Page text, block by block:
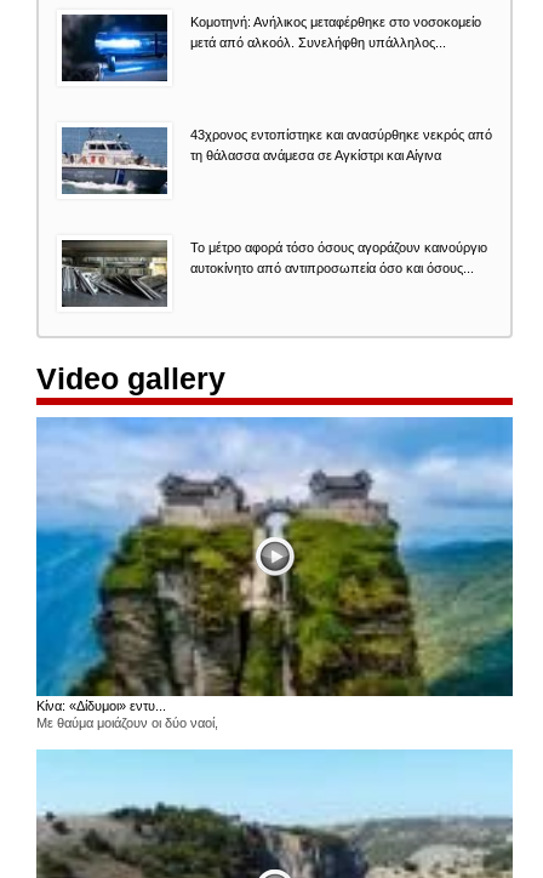
Κομοτηνή: Ανήλικος μεταφέρθηκε στο νοσοκομείο
μετά από αλκοόλ. Συνελήφθη υπάλληλος...
43χρονος εντοπίστηκε και ανασύρθηκε νεκρός από
τη θάλασσα ανάμεσα σε Αγκίστρι και Αίγινα
Το μέτρο αφορά τόσο όσους αγοράζουν καινούργιο
αυτοκίνητο από αντιπροσωπεία όσο και όσους...
Video gallery
Κίνα: «Δίδυμοι» εντυ...
Με θαύμα μοιάζουν οι δύο ναοί,